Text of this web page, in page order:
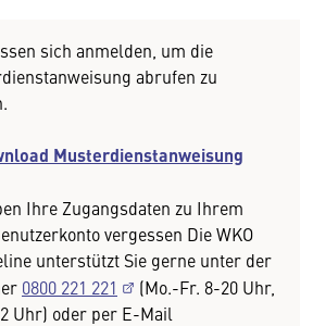
sich anmelden, um die
abrufen zu
Musterdienstanweisung
Ihre Zugangsdaten zu Ihrem
vergessen Die WKO
unterstützt Sie gerne unter der
0800 221 221
(Mo.-Fr. 8-20 Uhr,
Uhr) oder per E-Mail